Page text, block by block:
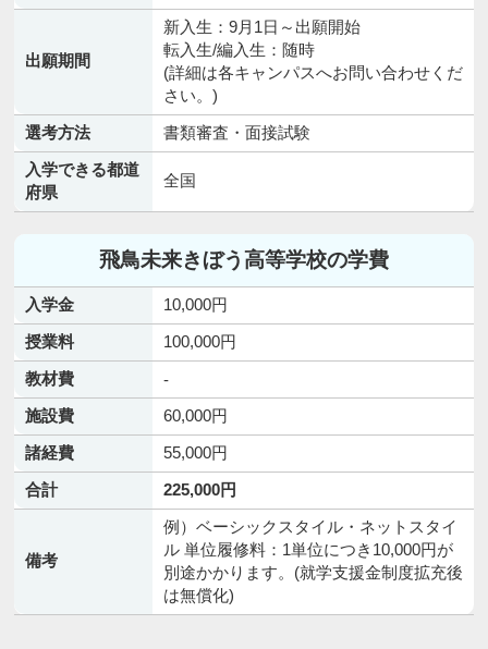
出願期間
新入生：9月1日～出願開始
転入生/編入生：随時
(詳細は各キャンパスへお問い合わせくだ
さい。)
選考方法
書類審査・面接試験
入学できる都道
府県
全国
飛鳥未来きぼう高等学校の学費
入学金
10,000円
授業料
100,000円
教材費
-
施設費
60,000円
諸経費
55,000円
合計
225,000円
備考
例）ベーシックスタイル・ネットスタイ
ル 単位履修料：1単位につき10,000円が
別途かかります。(就学支援金制度拡充後
は無償化)